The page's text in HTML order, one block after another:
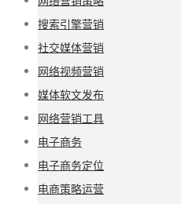
搜索引擎营销
社交媒体营销
网络视频营销
媒体软文发布
网络营销工具
电子商务
电子商务定位
电商策略运营